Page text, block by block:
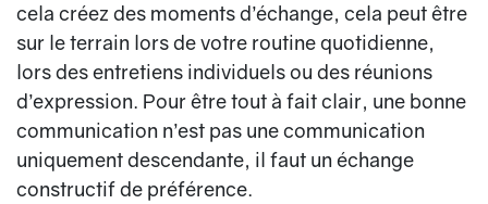
cela créez des moments d’échange, cela peut être
sur le terrain lors de votre routine quotidienne,
lors des entretiens individuels ou des réunions
d’expression. Pour être tout à fait clair, une bonne
communication n’est pas une communication
uniquement descendante, il faut un échange
constructif de préférence.